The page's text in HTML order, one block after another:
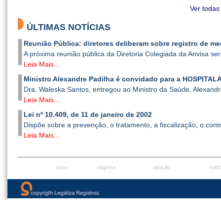
Ver
ÚLTIMAS NOTÍCIAS
Reunião Pública: diretores deliberam sobre registro de
A próxima reunião pública da Diretoria Colegiada da Anvisa
Leia Mais...
Ministro Alexandre Padilha é convidado para a
Dra. Waleska Santos, entregou ao Ministro da Saúde,
Leia Mais...
Lei nº 10.409, de 11 de janeiro de 2002
Dispõe sobre a prevenção, o tratamento, a fiscalização, o
Leia Mais...
incio empresa atuação